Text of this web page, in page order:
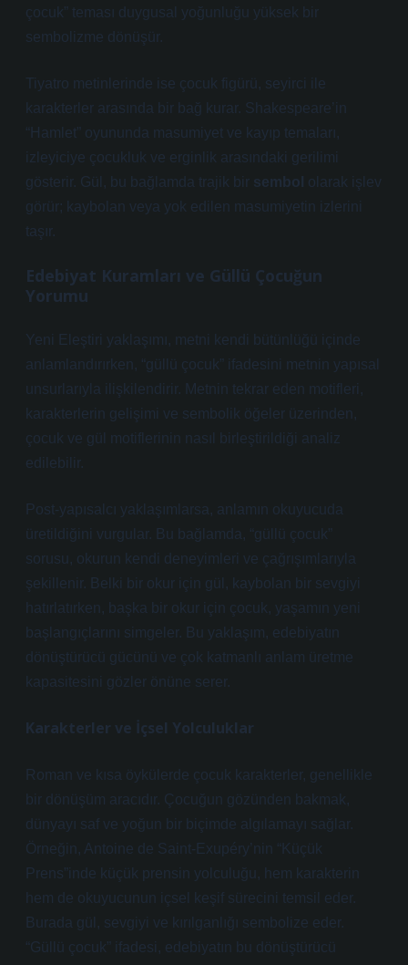
çocuk” teması duygusal yoğunluğu yüksek bir
sembolizme dönüşür.
Tiyatro metinlerinde ise çocuk figürü, seyirci ile
karakterler arasında bir bağ kurar. Shakespeare’in
“Hamlet” oyununda masumiyet ve kayıp temaları,
izleyiciye çocukluk ve erginlik arasındaki gerilimi
gösterir. Gül, bu bağlamda trajik bir sembol olarak işlev
görür; kaybolan veya yok edilen masumiyetin izlerini
taşır.
Edebiyat Kuramları ve Güllü Çocuğun
Yorumu
Yeni Eleştiri yaklaşımı, metni kendi bütünlüğü içinde
anlamlandırırken, “güllü çocuk” ifadesini metnin yapısal
unsurlarıyla ilişkilendirir. Metnin tekrar eden motifleri,
karakterlerin gelişimi ve sembolik öğeler üzerinden,
çocuk ve gül motiflerinin nasıl birleştirildiği analiz
edilebilir.
Post-yapısalcı yaklaşımlarsa, anlamın okuyucuda
üretildiğini vurgular. Bu bağlamda, “güllü çocuk”
sorusu, okurun kendi deneyimleri ve çağrışımlarıyla
şekillenir. Belki bir okur için gül, kaybolan bir sevgiyi
hatırlatırken, başka bir okur için çocuk, yaşamın yeni
başlangıçlarını simgeler. Bu yaklaşım, edebiyatın
dönüştürücü gücünü ve çok katmanlı anlam üretme
kapasitesini gözler önüne serer.
Karakterler ve İçsel Yolculuklar
Roman ve kısa öykülerde çocuk karakterler, genellikle
bir dönüşüm aracıdır. Çocuğun gözünden bakmak,
dünyayı saf ve yoğun bir biçimde algılamayı sağlar.
Örneğin, Antoine de Saint-Exupéry’nin “Küçük
Prens”inde küçük prensin yolculuğu, hem karakterin
hem de okuyucunun içsel keşif sürecini temsil eder.
Burada gül, sevgiyi ve kırılganlığı sembolize eder.
“Güllü çocuk” ifadesi, edebiyatın bu dönüştürücü